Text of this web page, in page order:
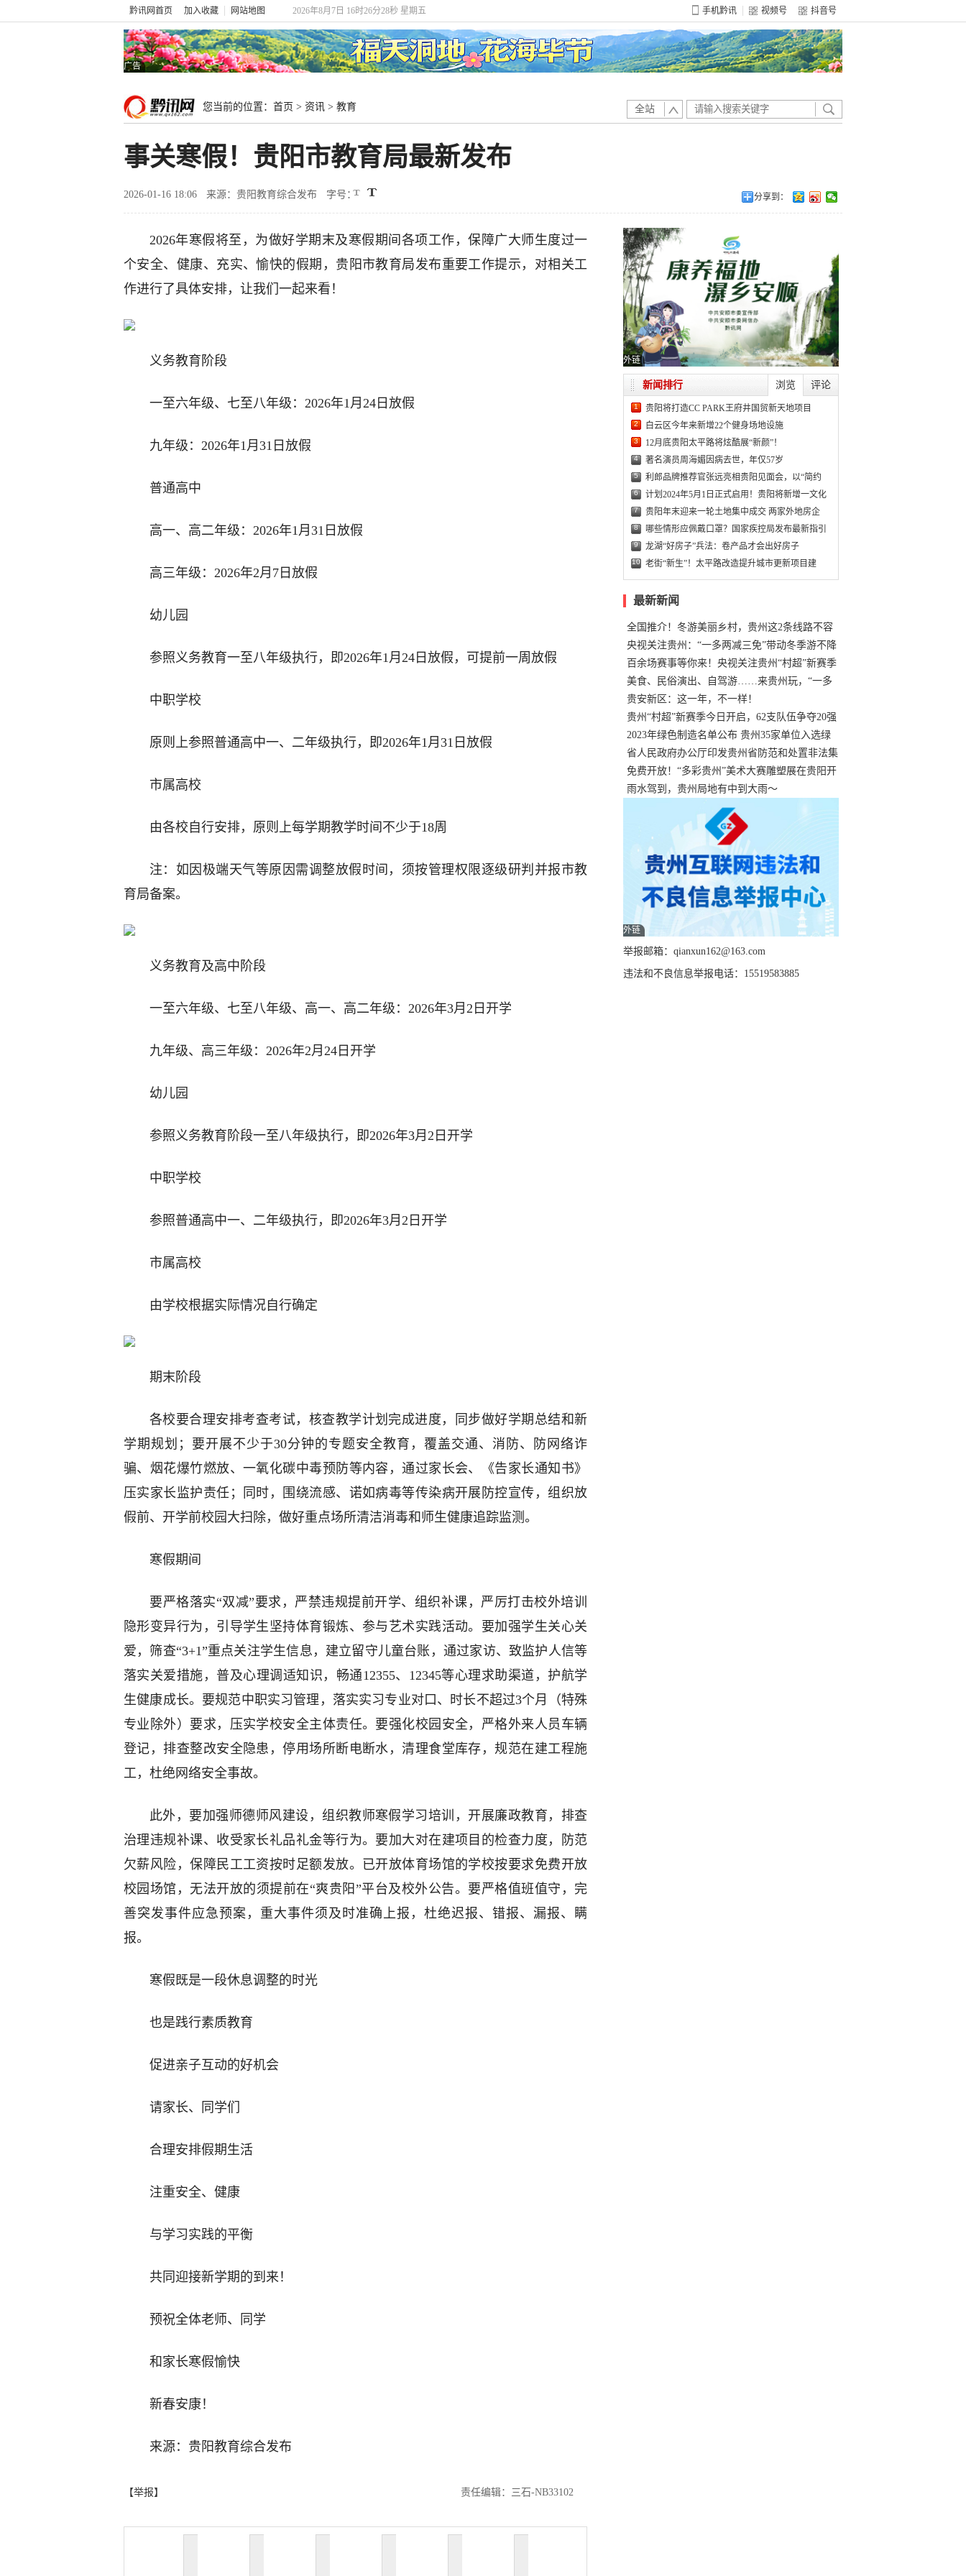
黔讯网首页 加入收藏 网站地图 2026年8月7日 16时26分29秒 星期五 手机黔讯 视频号 抖音号
广告
您当前的位置： 首页 > 资讯 > 教育 全站
事关寒假！贵阳市教育局最新发布
2026-01-16 18:06 来源：贵阳教育综合发布 字号： 分享到：
2026年寒假将至，为做好学期末及寒假期间各项工作，保障广大师生度过一
个安全、健康、充实、愉快的假期，贵阳市教育局发布重要工作提示，对相关工
作进行了具体安排，让我们一起来看！
义务教育阶段
一至六年级、七至八年级：2026年1月24日放假
九年级：2026年1月31日放假
普通高中
高一、高二年级：2026年1月31日放假
高三年级：2026年2月7日放假
幼儿园
参照义务教育一至八年级执行，即2026年1月24日放假，可提前一周放假
中职学校
原则上参照普通高中一、二年级执行，即2026年1月31日放假
市属高校
由各校自行安排，原则上每学期教学时间不少于18周
注：如因极端天气等原因需调整放假时间，须按管理权限逐级研判并报市教
育局备案。
义务教育及高中阶段
一至六年级、七至八年级、高一、高二年级：2026年3月2日开学
九年级、高三年级：2026年2月24日开学
幼儿园
参照义务教育阶段一至八年级执行，即2026年3月2日开学
中职学校
参照普通高中一、二年级执行，即2026年3月2日开学
市属高校
由学校根据实际情况自行确定
期末阶段
各校要合理安排考查考试，核查教学计划完成进度，同步做好学期总结和新
学期规划；要开展不少于30分钟的专题安全教育，覆盖交通、消防、防网络诈
骗、烟花爆竹燃放、一氧化碳中毒预防等内容，通过家长会、《告家长通知书》
压实家长监护责任；同时，围绕流感、诺如病毒等传染病开展防控宣传，组织放
假前、开学前校园大扫除，做好重点场所清洁消毒和师生健康追踪监测。
寒假期间
要严格落实“双减”要求，严禁违规提前开学、组织补课，严厉打击校外培训
隐形变异行为，引导学生坚持体育锻炼、参与艺术实践活动。要加强学生关心关
爱，筛查“3+1”重点关注学生信息，建立留守儿童台账，通过家访、致监护人信等
落实关爱措施，普及心理调适知识，畅通12355、12345等心理求助渠道，护航学
生健康成长。要规范中职实习管理，落实实习专业对口、时长不超过3个月（特殊
专业除外）要求，压实学校安全主体责任。要强化校园安全，严格外来人员车辆
登记，排查整改安全隐患，停用场所断电断水，清理食堂库存，规范在建工程施
工，杜绝网络安全事故。
此外，要加强师德师风建设，组织教师寒假学习培训，开展廉政教育，排查
治理违规补课、收受家长礼品礼金等行为。要加大对在建项目的检查力度，防范
欠薪风险，保障民工工资按时足额发放。已开放体育场馆的学校按要求免费开放
校园场馆，无法开放的须提前在“爽贵阳”平台及校外公告。要严格值班值守，完
善突发事件应急预案，重大事件须及时准确上报，杜绝迟报、错报、漏报、瞒
报。
寒假既是一段休息调整的时光
也是践行素质教育
促进亲子互动的好机会
请家长、同学们
合理安排假期生活
注重安全、健康
与学习实践的平衡
共同迎接新学期的到来！
预祝全体老师、同学
和家长寒假愉快
新春安康！
来源：贵阳教育综合发布
【举报】 责任编辑：三石-NB33102
外链
浏览 评论
新闻排行
1 贵阳将打造CC PARK王府井国贸新天地项目
2 白云区今年来新增22个健身场地设施
3 12月底贵阳太平路将炫酷展“新颜”！
4 著名演员周海媚因病去世，年仅57岁
5 利郎品牌推荐官张远亮相贵阳见面会，以“简约
6 计划2024年5月1日正式启用！贵阳将新增一文化
7 贵阳年末迎来一轮土地集中成交 两家外地房企
8 哪些情形应佩戴口罩？国家疾控局发布最新指引
9 龙湖“好房子”兵法：卷产品才会出好房子
10 老街“新生”！太平路改造提升城市更新项目建
最新新闻
全国推介！冬游美丽乡村，贵州这2条线路不容
错过
央视关注贵州：“一多两减三免”带动冬季游不降
温
百余场赛事等你来！央视关注贵州“村超”新赛季
正式“打响”
美食、民俗演出、自驾游……来贵州玩，“一多
两减三免”！
贵安新区：这一年，不一样！
贵州“村超”新赛季今日开启，62支队伍争夺20强
名额
2023年绿色制造名单公布 贵州35家单位入选绿
色工厂
省人民政府办公厅印发贵州省防范和处置非法集
资工作实施细则
免费开放！“多彩贵州”美术大赛雕塑展在贵阳开
展，持续至1月19日
雨水驾到，贵州局地有中到大雨～
外链
举报邮箱：qianxun162@163.com
违法和不良信息举报电话：15519583885